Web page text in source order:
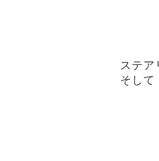
ステアリ
そして